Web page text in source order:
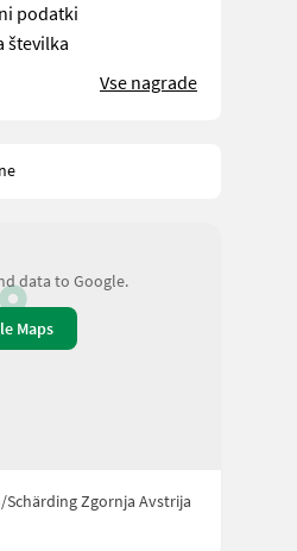
podatki
številka
Vse nagrade
data to Google.
Maps
Schärding Zgornja Avstrija